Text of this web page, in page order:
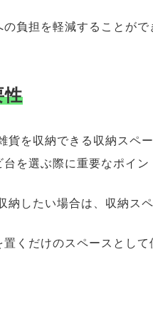
負担を軽減することがで
性
貨を収納できる収納スペ
を選ぶ際に重要なポイン
納したい場合は、収納ス
くだけのスペースとし